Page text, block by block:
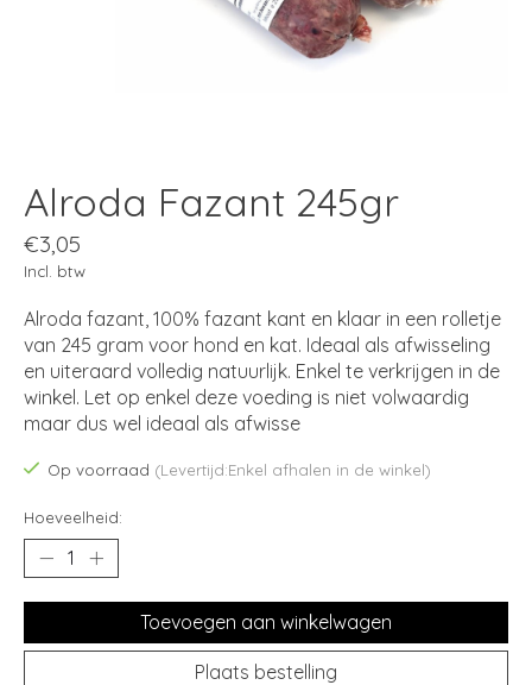
Alroda Fazant 245gr
€3,05
Incl. btw
Alroda fazant, 100% fazant kant en klaar in een rolletje
van 245 gram voor hond en kat. Ideaal als afwisseling
en uiteraard volledig natuurlijk. Enkel te verkrijgen in de
winkel. Let op enkel deze voeding is niet volwaardig
maar dus wel ideaal als afwisse
Op voorraad (Levertijd:Enkel afhalen in de winkel)
Hoeveelheid:
Toevoegen aan winkelwagen
Plaats bestelling